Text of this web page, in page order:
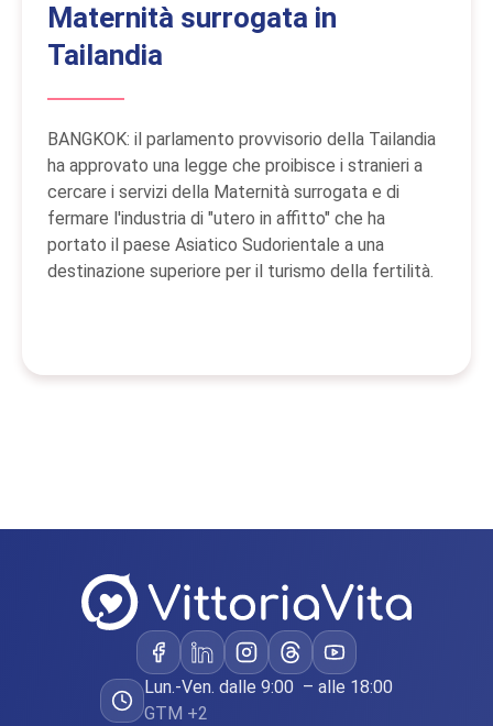
Maternità surrogata in
Tailandia
BANGKOK: il parlamento provvisorio della Tailandia
ha approvato una legge che proibisce i stranieri a
cercare i servizi della Maternità surrogata e di
fermare l'industria di "utero in affitto" che ha
portato il paese Asiatico Sudorientale a una
destinazione superiore per il turismo della fertilità.
Lun.-Ven. dalle 9:00 – alle 18:00
GTM +2